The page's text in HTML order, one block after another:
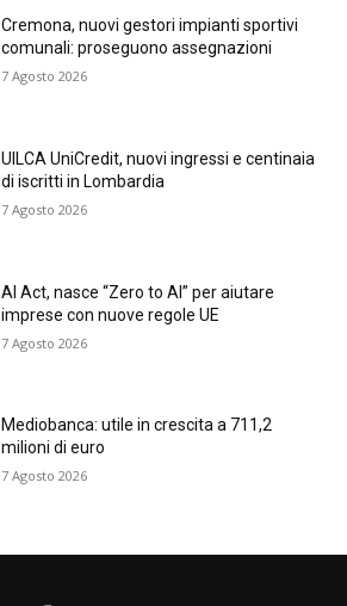
Cremona, nuovi gestori impianti sportivi
comunali: proseguono assegnazioni
7 Agosto 2026
UILCA UniCredit, nuovi ingressi e centinaia
di iscritti in Lombardia
7 Agosto 2026
AI Act, nasce “Zero to AI” per aiutare
imprese con nuove regole UE
7 Agosto 2026
Mediobanca: utile in crescita a 711,2
milioni di euro
7 Agosto 2026